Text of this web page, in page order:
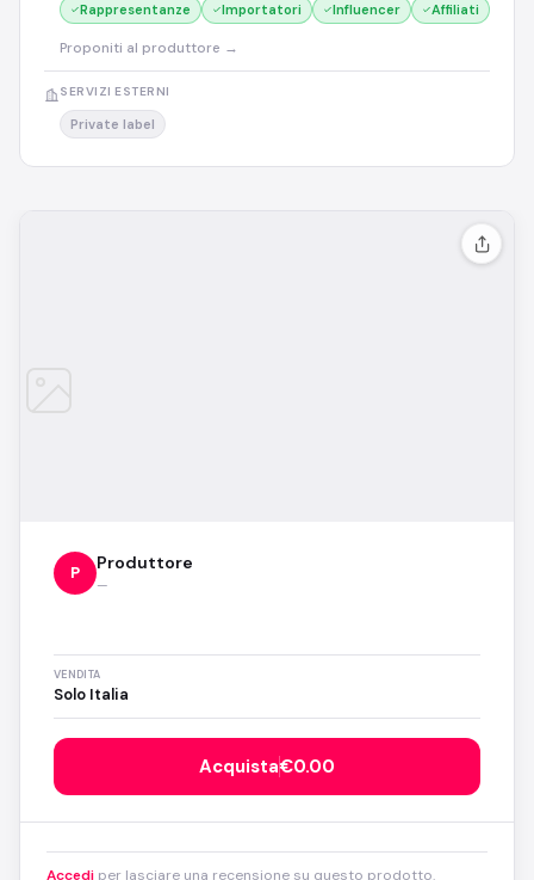
Rappresentanze Importatori Influencer Affiliati
Proponiti al produttore →
SERVIZI ESTERNI
Private label
P Produttore
—
VENDITA
Solo Italia
Acquista€0.00
Accedi per lasciare una recensione su questo prodotto.